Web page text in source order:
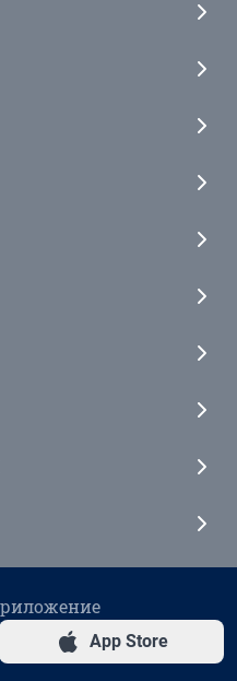
App Store